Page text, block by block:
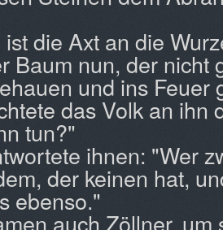
die Axt an die
Baum nun, der nicht
und ins Feuer
das Volk an ihn
tun?"
ihnen: "Wer
der keinen hat,
ebenso."
auch Zöllner, um